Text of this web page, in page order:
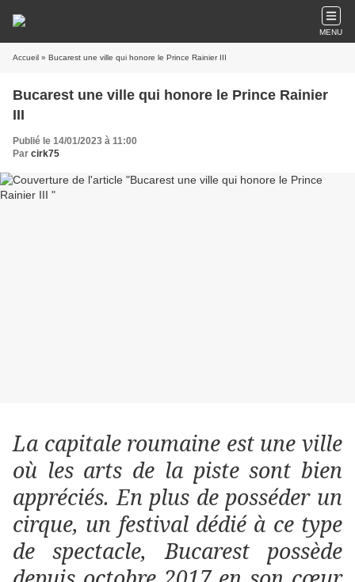
MENU
Accueil » Bucarest une ville qui honore le Prince Rainier III
Bucarest une ville qui honore le Prince Rainier
III
Publié le 14/01/2023 à 11:00
Par cirk75
La capitale roumaine est une ville
où les arts de la piste sont bien
appréciés. En plus de posséder un
cirque, un festival dédié à ce type
de spectacle, Bucarest possède